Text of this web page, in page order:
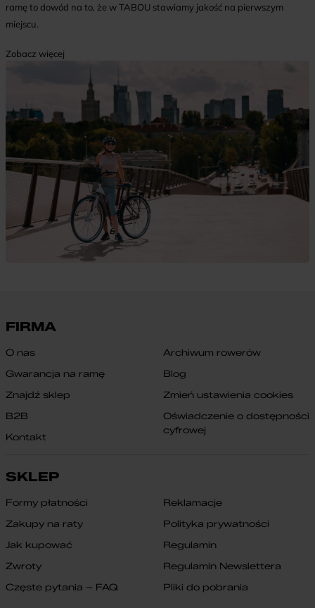
ramę to dowód na to, że w TABOU stawiamy jakość na pierwszym
miejscu.
Zobacz więcej
FIRMA
O nas
Gwarancja na ramę
Znajdź sklep
B2B
Kontakt
Archiwum rowerów
Blog
Zmień ustawienia cookies
Oświadczenie o dostępności
cyfrowej
SKLEP
Formy płatności
Zakupy na raty
Jak kupować
Zwroty
Częste pytania – FAQ
Reklamacje
Polityka prywatności
Regulamin
Regulamin Newslettera
Pliki do pobrania